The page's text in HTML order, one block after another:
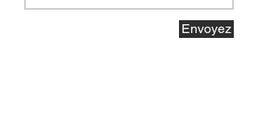
Envoyez